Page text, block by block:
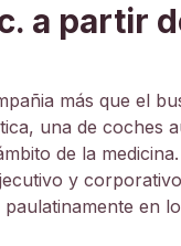
a partir
más que el
una de coches
de la
y
en